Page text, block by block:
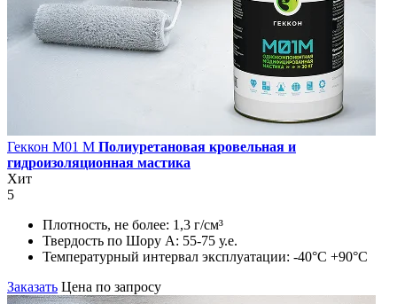
Геккон М01 М Полиуретановая кровельная и
гидроизоляционная мастика
Хит
5
Плотность, не более: 1,3 г/см³
Твердость по Шору А: 55-75 у.е.
Температурный интервал эксплуатации: -40°С +90°С
Заказать Цена по запросу